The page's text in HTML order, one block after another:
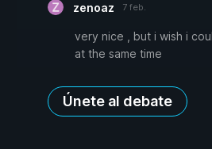
zenoaz 7 feb.
very nice , but i wish i
at the same time
Únete al debate